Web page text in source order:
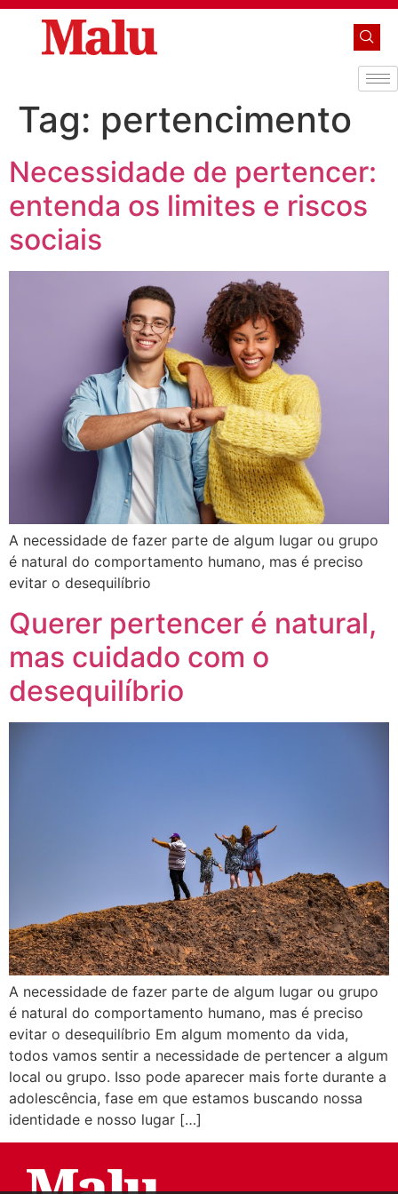
Tag: pertencimento
Necessidade de pertencer:
entenda os limites e riscos
sociais
A necessidade de fazer parte de algum lugar ou grupo
é natural do comportamento humano, mas é preciso
evitar o desequilíbrio
Querer pertencer é natural,
mas cuidado com o
desequilíbrio
A necessidade de fazer parte de algum lugar ou grupo
é natural do comportamento humano, mas é preciso
evitar o desequilíbrio Em algum momento da vida,
todos vamos sentir a necessidade de pertencer a algum
local ou grupo. Isso pode aparecer mais forte durante a
adolescência, fase em que estamos buscando nossa
identidade e nosso lugar […]